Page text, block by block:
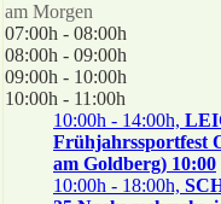
am Morgen
07:00h - 08:00h
08:00h - 09:00h
09:00h - 10:00h
10:00h - 11:00h
10:00h - 14:00h,
Frühjahrssportfest
am Goldberg) 10:00
10:00h - 18:00h,